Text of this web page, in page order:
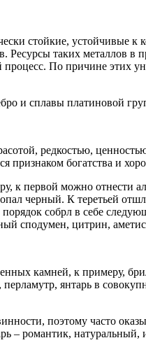
стойкие, устойчивые к
Ресурсы таких металлов
По причине этих
и сплавы платиновой
редкостью,
признаком богатства и
к первой можно отнести
черный. К теретьей
собрл в себе
сподумен, цитрин,
камней, к примеру,
янтарь в
поэтому часто
– романтик,